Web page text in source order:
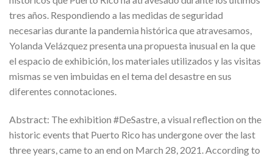
tres años. Respondiendo a las medidas de seguridad
necesarias durante la pandemia histórica que atravesamos,
Yolanda Velázquez presenta una propuesta inusual en la que
el espacio de exhibición, los materiales utilizados y las visitas
mismas se ven imbuidas en el tema del desastre en sus
diferentes connotaciones.
Abstract: The exhibition #DeSastre, a visual reflection on the
historic events that Puerto Rico has undergone over the last
three years, came to an end on March 28, 2021. According to